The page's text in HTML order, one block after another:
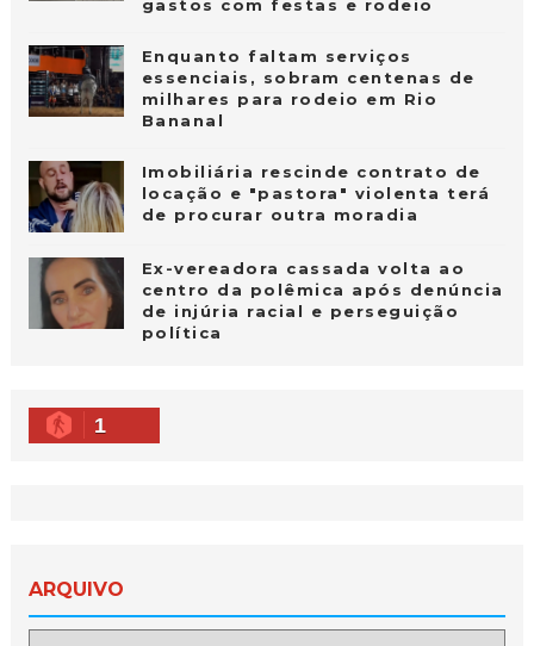
gastos com festas e rodeio
Enquanto faltam serviços
essenciais, sobram centenas de
milhares para rodeio em Rio
Bananal
Imobiliária rescinde contrato de
locação e "pastora" violenta terá
de procurar outra moradia
Ex-vereadora cassada volta ao
centro da polêmica após denúncia
de injúria racial e perseguição
política
1
ARQUIVO